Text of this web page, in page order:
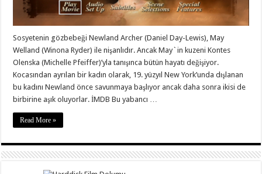
Sosyetenin gözbebeği Newland Archer (Daniel Day-Lewis), May
Welland (Winona Ryder) ile nişanlıdır. Ancak May`in kuzeni Kontes
Olenska (Michelle Pfeiffer)’yla tanışınca bütün hayatı değişiyor.
Kocasından ayrılan bir kadın olarak, 19. yüzyıl New York’unda dışlanan
bu kadını Newland önce savunmaya başlıyor ancak daha sonra ikisi de
birbirine aşık oluyorlar. İMDB Bu yabancı …
Read More »